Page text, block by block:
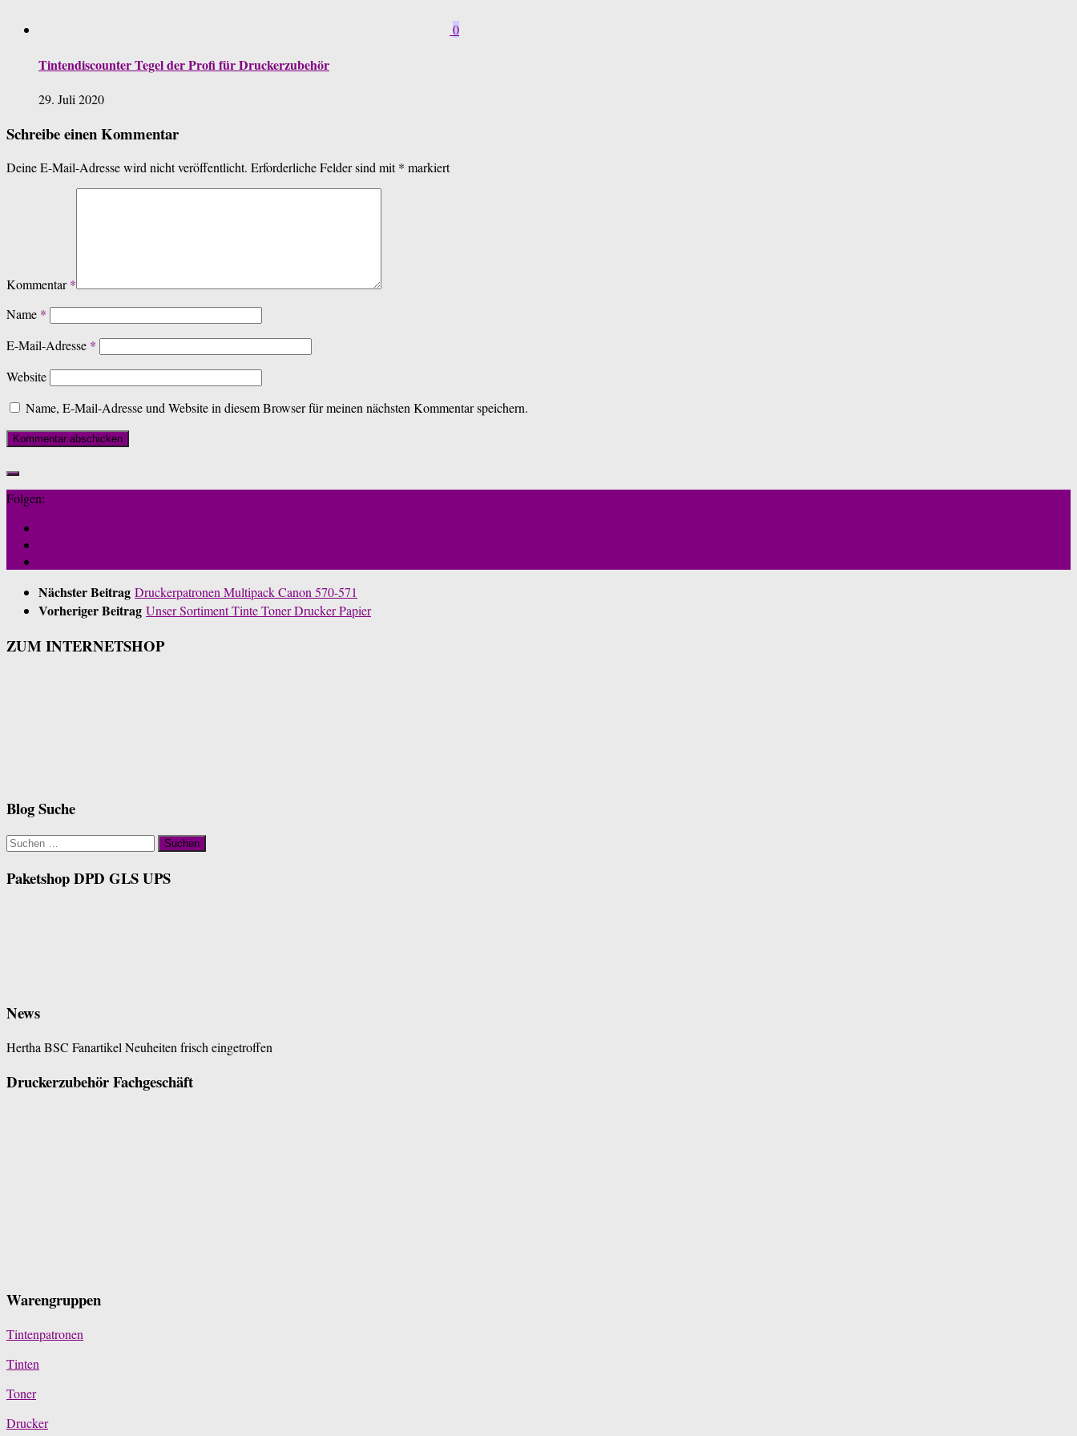
0
Tintendiscounter Tegel der Profi für Druckerzubehör
29. Juli 2020
Schreibe einen Kommentar
Deine E-Mail-Adresse wird nicht veröffentlicht. Erforderliche Felder sind mit* markiert
Kommentar*
Name *
E-Mail-Adresse *
Website
Name, E-Mail-Adresse und Website in diesem Browser für meinen nächsten Kommentar speichern.
Folgen:
Nächster Beitrag Druckerpatronen Multipack Canon 570-571
Vorheriger Beitrag Unser Sortiment Tinte Toner Drucker Papier
ZUM INTERNETSHOP
Blog Suche
Suchen
Paketshop DPD GLS UPS
News
Hertha BSC Fanartikel Neuheiten frisch eingetroffen
Druckerzubehör Fachgeschäft
Warengruppen
Tintenpatronen
Tinten
Toner
Drucker